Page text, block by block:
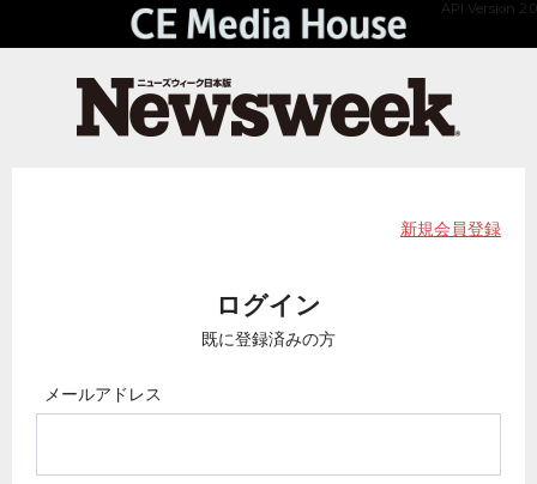
API Version 2.0
新規会員登録
ログイン
既に登録済みの方
メールアドレス